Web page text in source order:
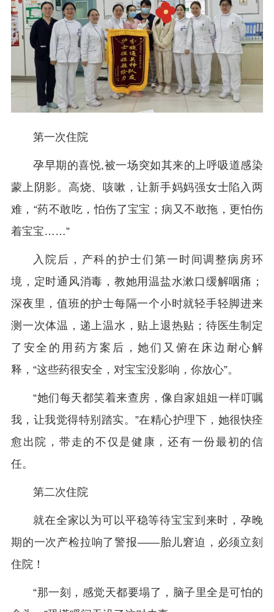
第一次住院
孕早期的喜悦,被一场突如其来的上呼吸道感染
蒙上阴影。高烧、咳嗽，让新手妈妈强女士陷入两
难，“药不敢吃，怕伤了宝宝；病又不敢拖，更怕伤
着宝宝……”
入院后，产科的护士们第一时间调整病房环
境，定时通风消毒，教她用温盐水漱口缓解咽痛；
深夜里，值班的护士每隔一个小时就轻手轻脚进来
测一次体温，递上温水，贴上退热贴；待医生制定
了安全的用药方案后，她们又俯在床边耐心解
释，“这些药很安全，对宝宝没影响，你放心”。
“她们每天都笑着来查房，像自家姐姐一样叮嘱
我，让我觉得特别踏实。”在精心护理下，她很快痊
愈出院，带走的不仅是健康，还有一份最初的信
任。
第二次住院
就在全家以为可以平稳等待宝宝到来时，孕晚
期的一次产检拉响了警报——胎儿窘迫，必须立刻
住院！
“那一刻，感觉天都要塌了，脑子里全是可怕的